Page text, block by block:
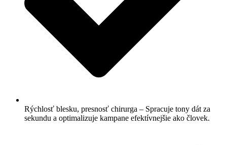
Rýchlosť blesku, presnosť chirurga – Spracuje tony dát za
sekundu a optimalizuje kampane efektívnejšie ako človek.